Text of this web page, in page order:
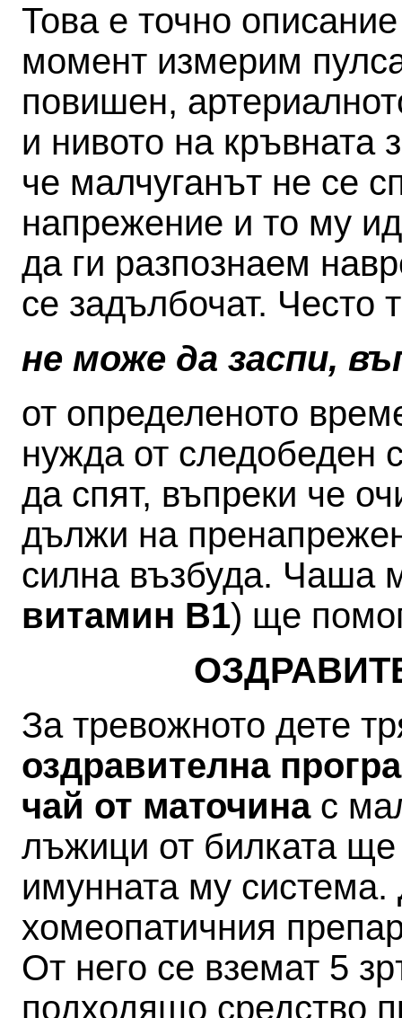
Това е точно
момент измерим
повишен,
и нивото на кръвната
че малчуганът не се
напрежение и то му
да ги разпознаем
се задълбочат. Често
не може да заспи,
от определеното
нужда от следобеден
да спят, въпреки че
дължи на
силна възбуда. Чаша
витамин В1) ще
За тревожното дете
оздравителна
чай от маточинас
лъжици от билката ще
имунната му
хомеопатичния
От него се вземат 5
подходящо средство